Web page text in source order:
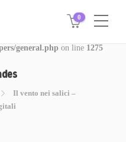
in
general.php on line 1275
0
Il vento nei salici –